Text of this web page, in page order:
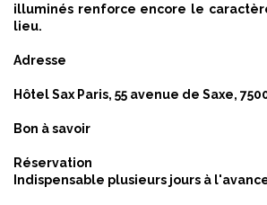
illuminés renforce encore le
lieu.
Adresse
Hôtel Sax Paris, 55 avenue de Saxe,
Bon à savoir
Réservation
Indispensable plusieurs jours à